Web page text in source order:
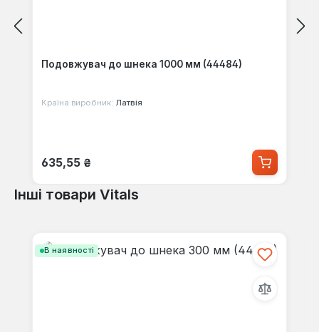
Подовжувач до шнека 1000 мм (44484)
Країна виробник: Латвія
Звичайна ціна:
635,55 ₴
Інші товари Vitals
В наявності